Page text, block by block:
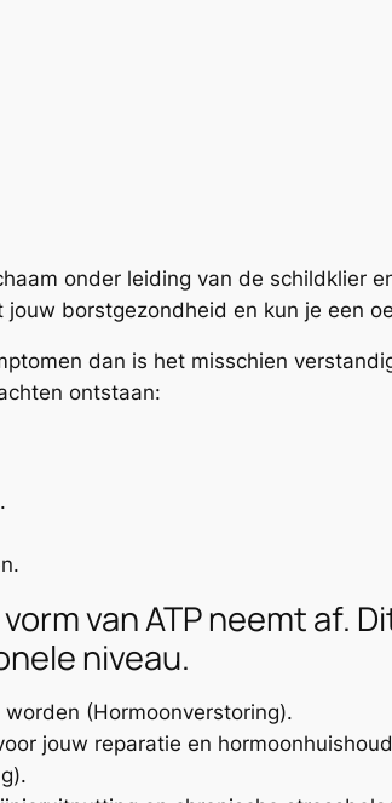
onder leiding van de schildklier
borstgezondheid en kun je een
dan is het misschien
ontstaan:
van ATP neemt af.
niveau.
(Hormoonverstoring).
jouw reparatie en